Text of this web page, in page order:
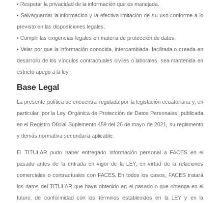
• Respetar la privacidad de la información que es manejada.
• Salvaguardar la información y la efectiva limitación de su uso conforme a lo
previsto en las disposiciones legales.
• Cumplir las exigencias legales en materia de protección de datos.
• Velar por que la información conocida, intercambiada, facilitada o creada en
desarrollo de los vínculos contractuales civiles o laborales, sea mantenida en
estricto apego a la ley.
Base Legal
La presente política se encuentra regulada por la legislación ecuatoriana y, en
particular, por la Ley Orgánica de Protección de Datos Personales, publicada
en el Registro Oficial Suplemento 459 del 26 de mayo de 2021, su reglamento
y demás normativa secundaria aplicable.
El TITULAR pudo haber entregado información personal a FACES en el
pasado antes de la entrada en vigor de la LEY, en virtud de la relaciones
comerciales o contractuales con FACES. En todos los casos, FACES tratará
los datos del TITULAR que haya obtenido en el pasado o que obtenga en el
futuro, de conformidad con los términos establecidos en la LEY y en la